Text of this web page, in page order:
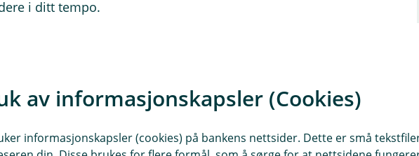
p
y
t
v
i
i ditt tempo.
to samtaler med en erfaren kreftsykepleier. Her får
det som betyr mest for deg – og veiledning som
litt lettere. Målet er at du skal kjenne på
av informasjonskapsler (Cookies)
informasjonskapsler (cookies) på bankens nettsider. Dette er små